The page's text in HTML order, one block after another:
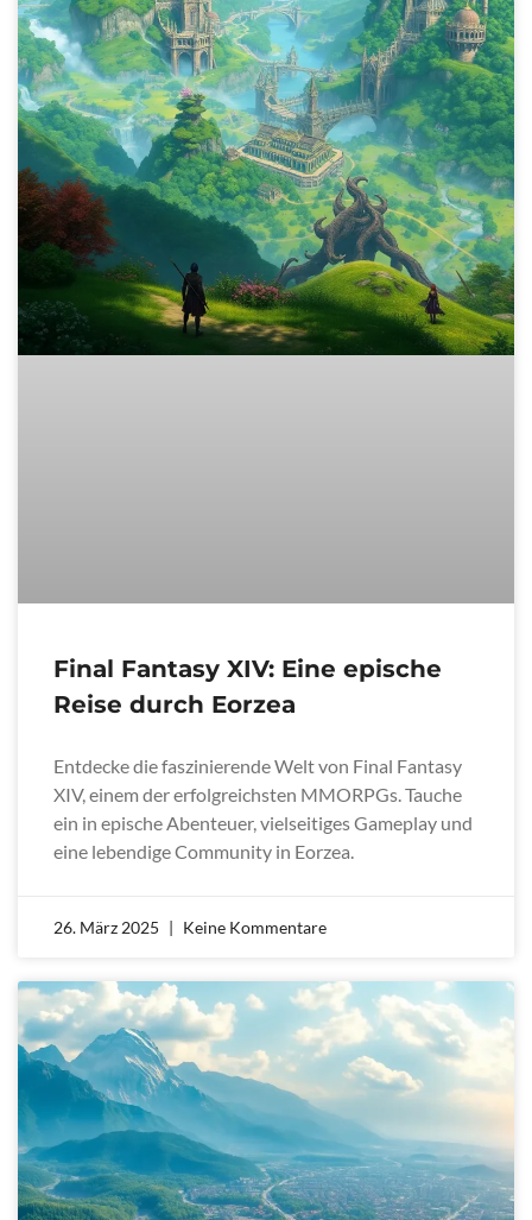
Final Fantasy XIV: Eine epische
Reise durch Eorzea
Entdecke die faszinierende Welt von Final Fantasy
XIV, einem der erfolgreichsten MMORPGs. Tauche
ein in epische Abenteuer, vielseitiges Gameplay und
eine lebendige Community in Eorzea.
26. März 2025 Keine Kommentare